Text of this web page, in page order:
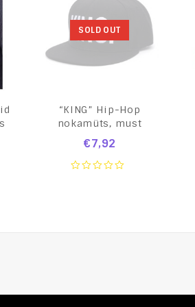
SOLD OUT
“KING” Hip-Hop
nokamüts, must
€7,92